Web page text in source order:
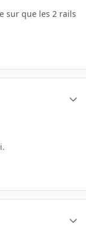
sur que les 2 rails